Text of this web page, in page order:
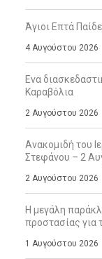
Άγιοι Επτά
4 Αυγούστου 2026
Ενα
Καραβόλια
2 Αυγούστου 2026
Ανακομιδή του
Στεφάνου – 2
2 Αυγούστου 2026
Η μεγάλη
προστασίας για
1 Αυγούστου 2026